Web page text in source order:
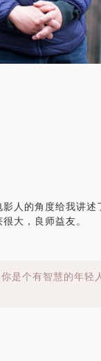
人的角度给我讲述
大，良师益友。
是个有智慧的年轻